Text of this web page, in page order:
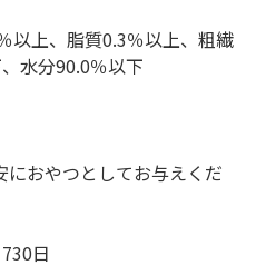
以上、脂質0.3％以上、粗繊
水分90.0％以下
におやつとしてお与えくだ
日